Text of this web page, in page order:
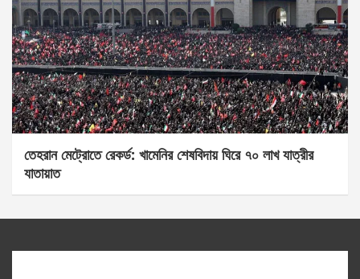
তেহরান মেট্রোতে রেকর্ড: খামেনির শেষবিদায় ঘিরে ৭০ লাখ যাত্রীর
যাতায়াত